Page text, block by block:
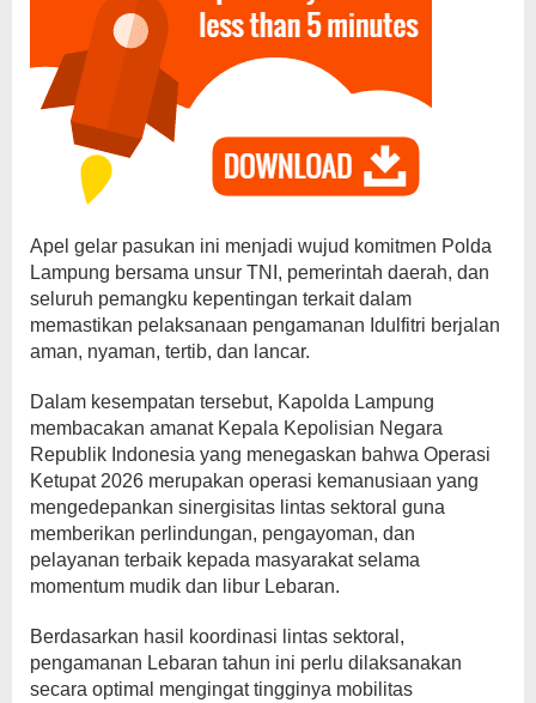
Apel gelar pasukan ini menjadi wujud komitmen Polda
Lampung bersama unsur TNI, pemerintah daerah, dan
seluruh pemangku kepentingan terkait dalam
memastikan pelaksanaan pengamanan Idulfitri berjalan
aman, nyaman, tertib, dan lancar.
Dalam kesempatan tersebut, Kapolda Lampung
membacakan amanat Kepala Kepolisian Negara
Republik Indonesia yang menegaskan bahwa Operasi
Ketupat 2026 merupakan operasi kemanusiaan yang
mengedepankan sinergisitas lintas sektoral guna
memberikan perlindungan, pengayoman, dan
pelayanan terbaik kepada masyarakat selama
momentum mudik dan libur Lebaran.
Berdasarkan hasil koordinasi lintas sektoral,
pengamanan Lebaran tahun ini perlu dilaksanakan
secara optimal mengingat tingginya mobilitas